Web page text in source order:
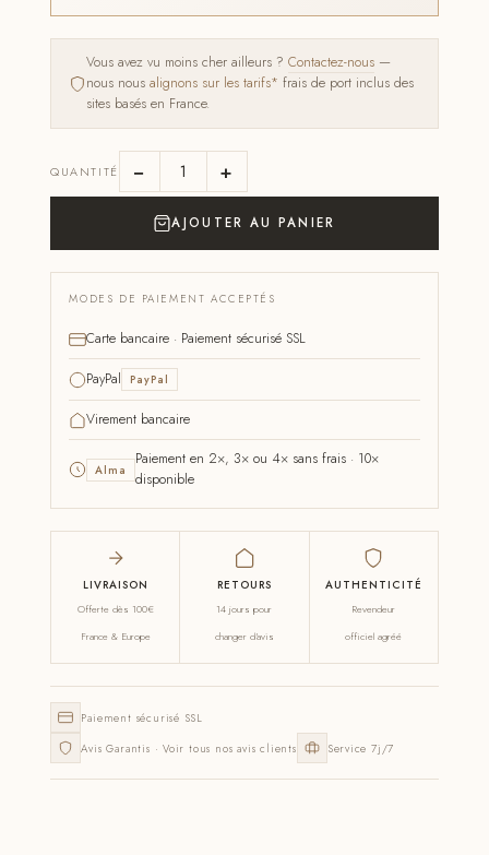
Vous avez vu moins cher ailleurs ?Contactez-nous —
nous nousalignons sur les tarifs* frais de port inclus des
sites basés en France.
QUANTITÉ − +
AJOUTER AU PANIER
MODES DE PAIEMENT ACCEPTÉS
Carte bancaire · Paiement sécurisé SSL
PayPal PayPal
Virement bancaire
Alma
Paiement en 2×, 3× ou 4× sans frais · 10×
disponible
LIVRAISON
Offerte dès 100€
France & Europe
RETOURS
14 jours pour
changer d'avis
AUTHENTICITÉ
Revendeur
officiel agréé
Paiement sécurisé SSL
Avis Garantis · Voir tous nos avis clients
Service 7j/7